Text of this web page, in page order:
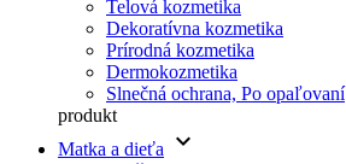
Telová kozmetika
Dekoratívna kozmetika
Prírodná kozmetika
Dermokozmetika
Slnečná ochrana, Po opaľovaní
produkt
Matka a dieťa
keyboard_arrow_down